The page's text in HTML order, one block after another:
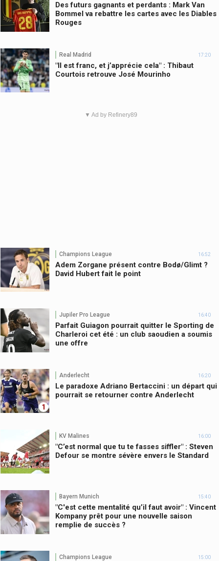
Des futurs gagnants et perdants : Mark Van
Bommel va rebattre les cartes avec les Diables
Rouges
Real Madrid 17:20
"Il est franc, et j’apprécie cela" : Thibaut
Courtois retrouve José Mourinho
▼ Ad by Refinery89
Champions League 16:52
Adem Zorgane présent contre Bodø/Glimt ?
David Hubert fait le point
Jupiler Pro League 16:40
Parfait Guiagon pourrait quitter le Sporting de
Charleroi cet été : un club saoudien a soumis
une offre
1
Anderlecht 16:20
Le paradoxe Adriano Bertaccini : un départ qui
pourrait se retourner contre Anderlecht
KV Malines 16:00
"C’est normal que tu te fasses siffler" : Steven
Defour se montre sévère envers le Standard
Bayern Munich 15:40
"C'est cette mentalité qu’il faut avoir" : Vincent
Kompany prêt pour une nouvelle saison
remplie de succès ?
Champions League 15:00